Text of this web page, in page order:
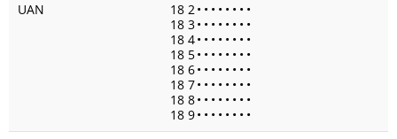
UAN
18 2• • • • • • • •
18 3• • • • • • • •
18 4• • • • • • • •
18 5• • • • • • • •
18 6• • • • • • • •
18 7• • • • • • • •
18 8• • • • • • • •
18 9• • • • • • • •